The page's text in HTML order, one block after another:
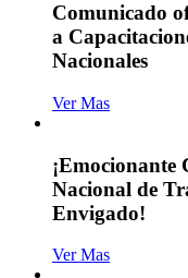
Comunicado
a
Nacionales
Ver Mas
¡Emocionante
Nacional de
Envigado!
Ver Mas